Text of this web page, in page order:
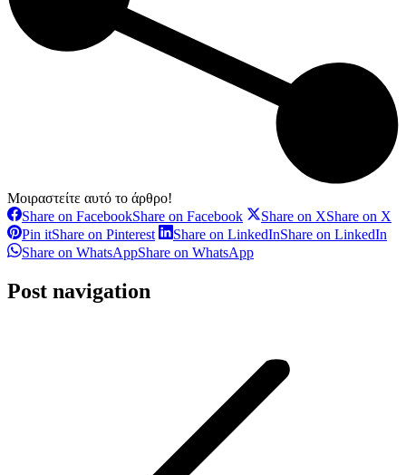
Μοιραστείτε αυτό το άρθρο!
Share on FacebookShare on Facebook Share on XShare on X
Pin itShare on Pinterest Share on LinkedInShare on LinkedIn
Share on WhatsAppShare on WhatsApp
Post navigation